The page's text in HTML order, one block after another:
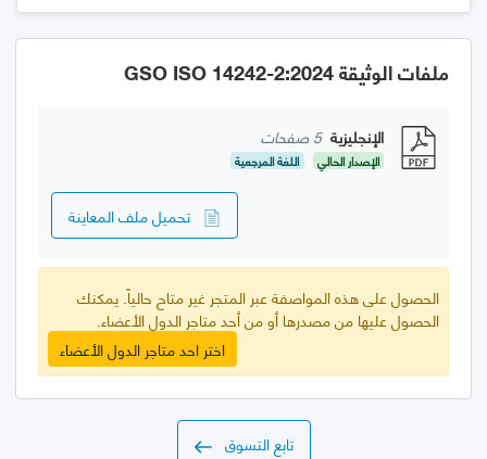
ملفات الوثيقة GSO ISO 14242-2:2024
الإنجليزية 5 صفحات
الإصدار الحالي اللغة المرجعية
تحميل ملف المعاينة
الحصول على هذه المواصفة عبر المتجر غير متاح حالياً. يمكنك
الحصول عليها من مصدرها أو من أحد متاجر الدول الأعضاء.
اختر احد متاجر الدول الأعضاء
تابع التسوق